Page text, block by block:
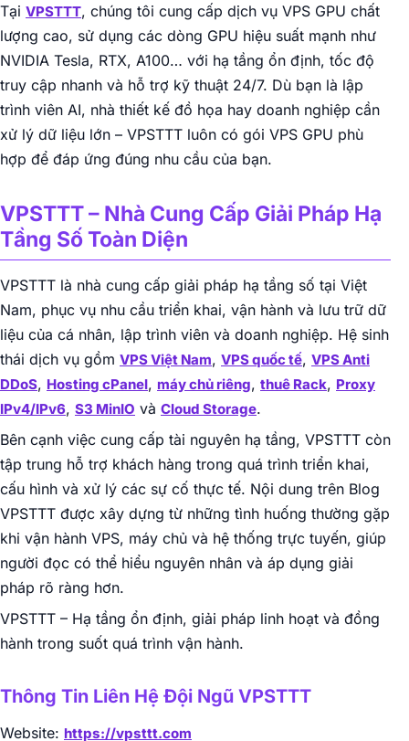
Tại VPSTTT, chúng tôi cung cấp dịch vụ VPS GPU chất
lượng cao, sử dụng các dòng GPU hiệu suất mạnh như
NVIDIA Tesla, RTX, A100… với hạ tầng ổn định, tốc độ
truy cập nhanh và hỗ trợ kỹ thuật 24/7. Dù bạn là lập
trình viên AI, nhà thiết kế đồ họa hay doanh nghiệp cần
xử lý dữ liệu lớn – VPSTTT luôn có gói VPS GPU phù
hợp để đáp ứng đúng nhu cầu của bạn.
VPSTTT – Nhà Cung Cấp Giải Pháp Hạ
Tầng Số Toàn Diện
VPSTTT là nhà cung cấp giải pháp hạ tầng số tại Việt
Nam, phục vụ nhu cầu triển khai, vận hành và lưu trữ dữ
liệu của cá nhân, lập trình viên và doanh nghiệp. Hệ sinh
thái dịch vụ gồm VPS Việt Nam, VPS quốc tế, VPS Anti
DDoS, Hosting cPanel, máy chủ riêng, thuê Rack, Proxy
IPv4/IPv6, S3 MinIO và Cloud Storage.
Bên cạnh việc cung cấp tài nguyên hạ tầng, VPSTTT còn
tập trung hỗ trợ khách hàng trong quá trình triển khai,
cấu hình và xử lý các sự cố thực tế. Nội dung trên Blog
VPSTTT được xây dựng từ những tình huống thường gặp
khi vận hành VPS, máy chủ và hệ thống trực tuyến, giúp
người đọc có thể hiểu nguyên nhân và áp dụng giải
pháp rõ ràng hơn.
VPSTTT – Hạ tầng ổn định, giải pháp linh hoạt và đồng
hành trong suốt quá trình vận hành.
Thông Tin Liên Hệ Đội Ngũ VPSTTT
Website: https://vpsttt.com